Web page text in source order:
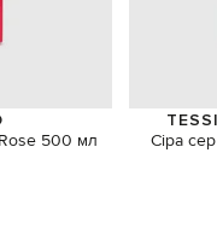
500 мл Сіра